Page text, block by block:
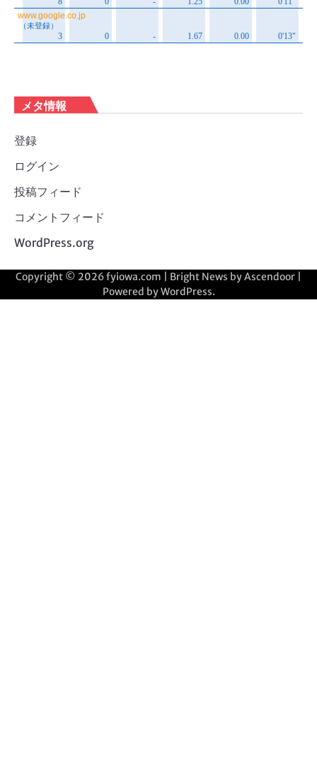
メタ情報
登録
ログイン
投稿フィード
コメントフィード
WordPress.org
Copyright © 2026fyiowa.com | Bright News byAscendoor
Powered byWordPress.